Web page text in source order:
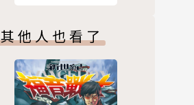
其他人也看了